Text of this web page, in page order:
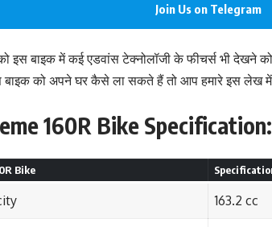
Join Us on Telegram
इस बाइक में कई एडवांस टेक्नोलॉजी के फीचर्स भी देखने
बाइक को अपने घर कैसे ला सकते हैं तो आप हमारे इस लेख
160R Bike
Bike
163.2 cc